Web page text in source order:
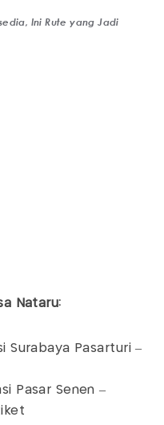
Ini Rute yang Jadi
Nataru:
Surabaya Pasarturi –
Pasar Senen –